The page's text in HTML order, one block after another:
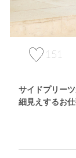
151
サイドプリー
細見えするお